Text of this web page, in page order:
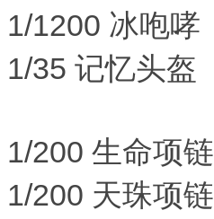
1/1200 冰咆哮
1/35 记忆头盔
1/200 生命项链
1/200 天珠项链